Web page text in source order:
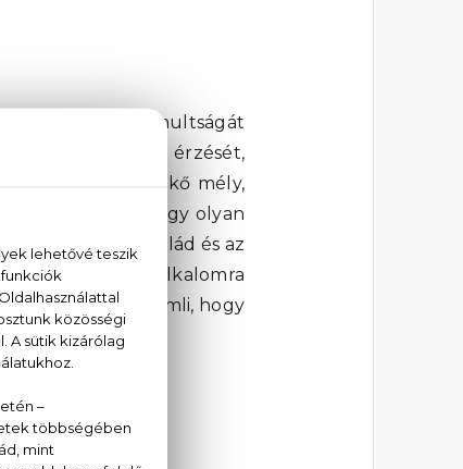
és kifinomultságát
szépség érzését,
A borostyánkő mély,
női parfüm egy olyan
Az illatcsalád és az
minden alkalomra
amely megérdemli, hogy